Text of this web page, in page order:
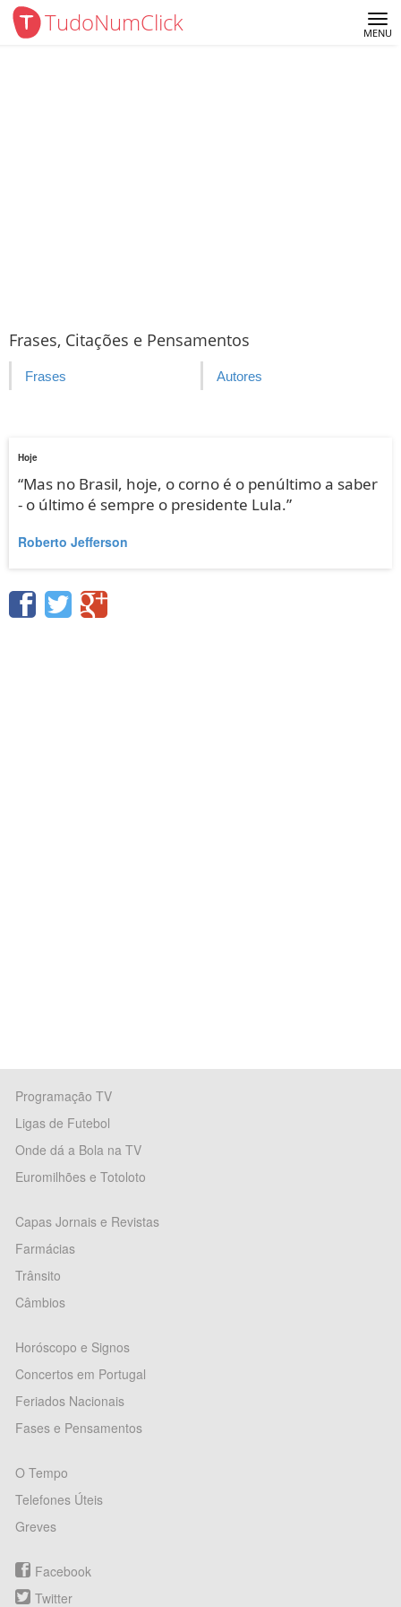
TudoNumClick MENU
Frases, Citações e Pensamentos
Frases Autores
Hoje
“Mas no Brasil, hoje, o corno é o penúltimo a saber
- o último é sempre o presidente Lula.”
Roberto Jefferson
Programação TV
Ligas de Futebol
Onde dá a Bola na TV
Euromilhões e Totoloto
Capas Jornais e Revistas
Farmácias
Trânsito
Câmbios
Horóscopo e Signos
Concertos em Portugal
Feriados Nacionais
Fases e Pensamentos
O Tempo
Telefones Úteis
Greves
Facebook
Twitter